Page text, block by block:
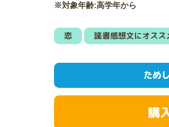
※対象年齢:高学年から
恋 読書感想文にオスス
ため
購